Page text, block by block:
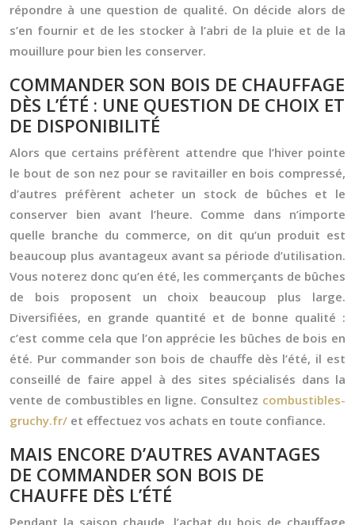
répondre à une question de qualité. On décide alors de
s’en fournir et de les stocker à l’abri de la pluie et de la
mouillure pour bien les conserver.
COMMANDER SON BOIS DE CHAUFFAGE
DÈS L’ÉTÉ : UNE QUESTION DE CHOIX ET
DE DISPONIBILITÉ
Alors que certains préfèrent attendre que l’hiver pointe
le bout de son nez pour se ravitailler en bois compressé,
d’autres préfèrent acheter un stock de bûches et le
conserver bien avant l’heure. Comme dans n’importe
quelle branche du commerce, on dit qu’un produit est
beaucoup plus avantageux avant sa période d’utilisation.
Vous noterez donc qu’en été, les commerçants de bûches
de bois proposent un choix beaucoup plus large.
Diversifiées, en grande quantité et de bonne qualité :
c’est comme cela que l’on apprécie les bûches de bois en
été. Pur commander son bois de chauffe dès l’été, il est
conseillé de faire appel à des sites spécialisés dans la
vente de combustibles en ligne. Consultez combustibles-
gruchy.fr/ et effectuez vos achats en toute confiance.
MAIS ENCORE D’AUTRES AVANTAGES
DE COMMANDER SON BOIS DE
CHAUFFE DÈS L’ÉTÉ
Pendant la saison chaude, l’achat du bois de chauffage